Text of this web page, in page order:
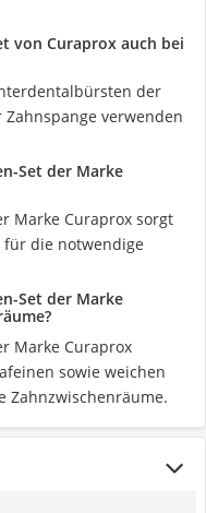
von Curaprox auch bei
der
verwenden
Set der Marke
Marke Curaprox sorgt
die notwendige
Set der Marke
Marke Curaprox
sowie weichen
Zahnzwischenräume.